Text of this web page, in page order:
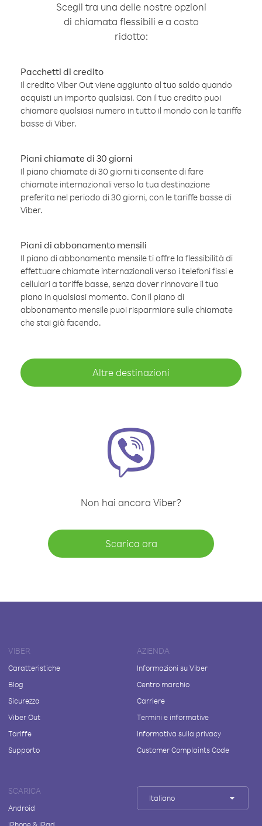
Scegli tra una delle nostre opzioni
di chiamata flessibili e a costo
ridotto:
Pacchetti di credito
Il credito Viber Out viene aggiunto al tuo saldo quando
acquisti un importo qualsiasi. Con il tuo credito puoi
chiamare qualsiasi numero in tutto il mondo con le tariffe
basse di Viber.
Piani chiamate di 30 giorni
Il piano chiamate di 30 giorni ti consente di fare
chiamate internazionali verso la tua destinazione
preferita nel periodo di 30 giorni, con le tariffe basse di
Viber.
Piani di abbonamento mensili
Il piano di abbonamento mensile ti offre la flessibilità di
effettuare chiamate internazionali verso i telefoni fissi e
cellulari a tariffe basse, senza dover rinnovare il tuo
piano in qualsiasi momento. Con il piano di
abbonamento mensile puoi risparmiare sulle chiamate
che stai già facendo.
Altre destinazioni
Non hai ancora Viber?
Scarica ora
VIBER
Caratteristiche
Blog
Sicurezza
Viber Out
Tariffe
Supporto
AZIENDA
Informazioni su Viber
Centro marchio
Carriere
Termini e informative
Informativa sulla privacy
Customer Complaints Code
SCARICA
Android
Italiano